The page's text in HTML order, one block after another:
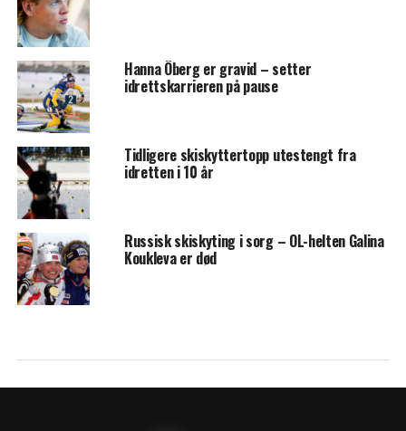
Hanna Öberg er gravid – setter
idrettskarrieren på pause
Tidligere skiskyttertopp utestengt fra
idretten i 10 år
Russisk skiskyting i sorg – OL-helten Galina
Koukleva er død